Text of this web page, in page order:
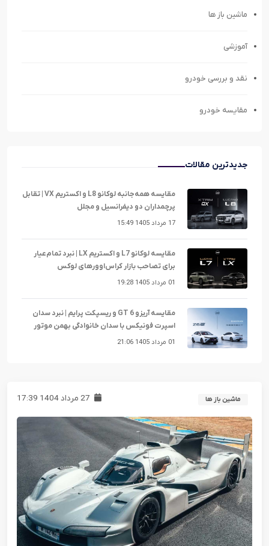
ماشین باز ها
آموزشی
نقد و بررسی خودرو
مقایسه خودرو
جدیدترین مقالات
مقایسه همه‌جانبه لوکانو L8 و اکستریم VX | تقابل
پرچمداران دو دیفرانسیل و مجلل
17 مرداد 1405 15:49
مقایسه لوکانو L7 و اکستریم LX | نبرد تمام‌عیار
برای تصاحب بازار کراس‌اوورهای لوکس
01 مرداد 1405 19:28
مقایسه آریزو 6 GT و ریسپکت پرایم | نبرد سدان
اسپرت فونیکس با سدان خانوادگی بهمن موتور
01 مرداد 1405 21:06
ماشین باز ها